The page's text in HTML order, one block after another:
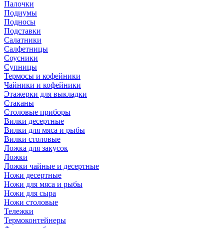
Палочки
Подиумы
Подносы
Подставки
Салатники
Салфетницы
Соусники
Супницы
Термосы и кофейники
Чайники и кофейники
Этажерки для выкладки
Стаканы
Столовые приборы
Вилки десертные
Вилки для мяса и рыбы
Вилки столовые
Ложка для закусок
Ложки
Ложки чайные и десертные
Ножи десертные
Ножи для мяса и рыбы
Ножи для сыра
Ножи столовые
Тележки
Термоконтейнеры